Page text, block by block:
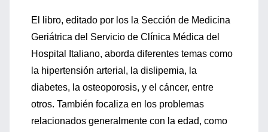
El libro, editado por los la Sección de Medicina
Geriátrica del Servicio de Clínica Médica del
Hospital Italiano, aborda diferentes temas como
la hipertensión arterial, la dislipemia, la
diabetes, la osteoporosis, y el cáncer, entre
otros. También focaliza en los problemas
relacionados generalmente con la edad, como